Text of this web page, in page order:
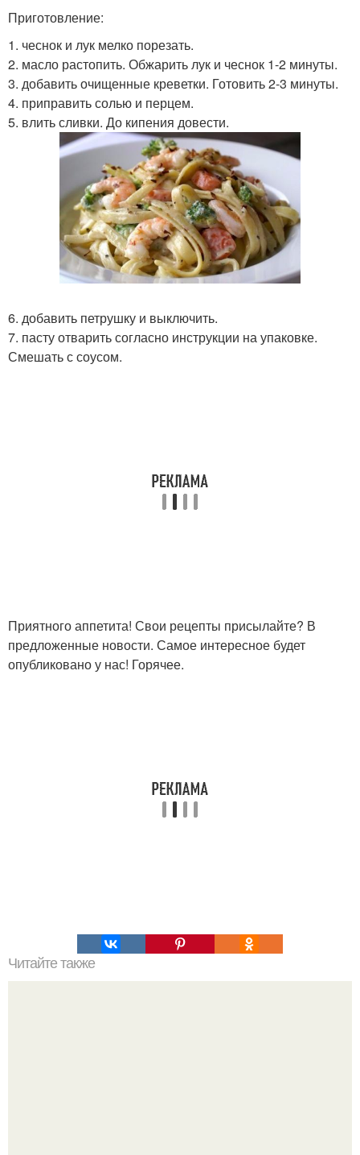
Приготовление:
1. чеснок и лук мелко порезать.
2. масло растопить. Обжарить лук и чеснок 1-2 минуты.
3. добавить очищенные креветки. Готовить 2-3 минуты.
4. приправить солью и перцем.
5. влить сливки. До кипения довести.
6. добавить петрушку и выключить.
7. пасту отварить согласно инструкции на упаковке.
Смешать с соусом.
Приятного аппетита! Свои рецепты присылайте? В
предложенные новости. Самое интересное будет
опубликовано у нас! Горячее.
Читайте также